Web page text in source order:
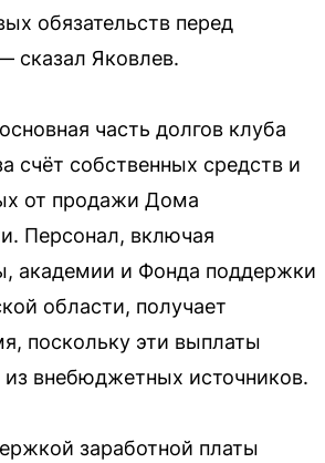
обязательств перед
сказал Яковлев.
часть долгов клуба
счёт собственных средств и
от продажи Дома
Персонал, включая
академии и Фонда поддержки
области, получает
поскольку эти выплаты
из внебюджетных источников.
заработной платы